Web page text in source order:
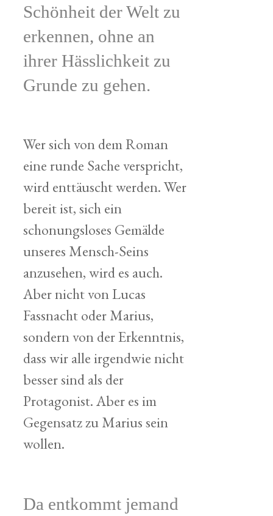
Schönheit der Welt zu
erkennen, ohne an
ihrer Hässlichkeit zu
Grunde zu gehen.
Wer sich von dem Roman
eine runde Sache verspricht,
wird enttäuscht werden. Wer
bereit ist, sich ein
schonungsloses Gemälde
unseres Mensch-Seins
anzusehen, wird es auch.
Aber nicht von Lucas
Fassnacht oder Marius,
sondern von der Erkenntnis,
dass wir alle irgendwie nicht
besser sind als der
Protagonist. Aber es im
Gegensatz zu Marius sein
wollen.
Da entkommt jemand